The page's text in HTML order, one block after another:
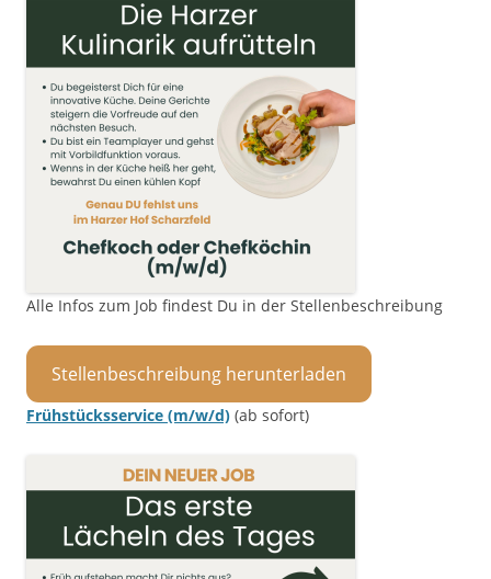
Alle Infos zum Job findest Du in der Stellenbeschreibung
Stellenbeschreibung herunterladen
Frühstücksservice (m/w/d) (ab sofort)